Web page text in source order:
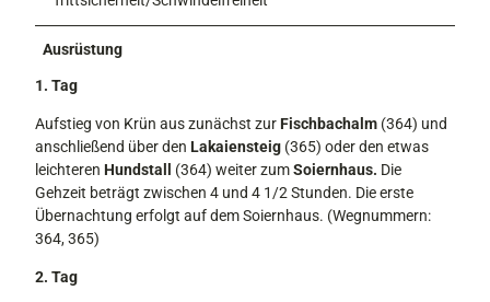
Ausrüstung
1. Tag
Aufstieg von Krün aus zunächst zurFisch­bachalm (364) und
anschließend über den Lakaiensteig (365) oder den etwas
leichteren Hundstall (364) weiter zumSoiernhaus. Die
Gehzeit beträgt zwischen 4 und 4 1/2 Stunden. Die erste
Übernachtung erfolgt auf dem Soiernhaus. (Wegnummern:
364, 365)
2. Tag